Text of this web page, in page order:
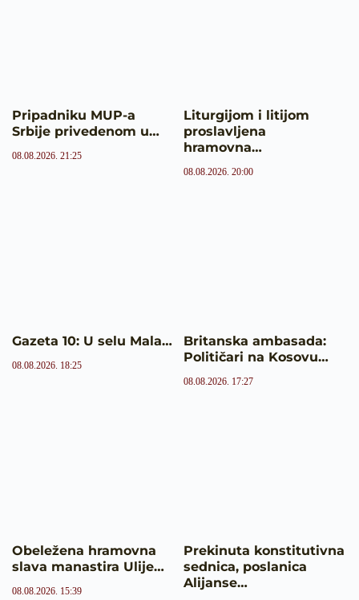
Pripadniku MUP-a
Srbije privedenom u…
08.08.2026. 21:25
Liturgijom i litijom
proslavljena
hramovna…
08.08.2026. 20:00
Gazeta 10: U selu Mala…
08.08.2026. 18:25
Britanska ambasada:
Političari na Kosovu…
08.08.2026. 17:27
Obeležena hramovna
slava manastira Ulije…
08.08.2026. 15:39
Prekinuta konstitutivna
sednica, poslanica
Alijanse…